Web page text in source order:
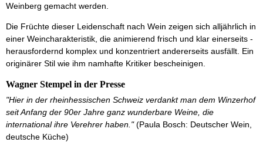
Weinberg gemacht werden.
Die Früchte dieser Leidenschaft nach Wein zeigen sich alljährlich in
einer Weincharakteristik, die animierend frisch und klar einerseits -
herausfordernd komplex und konzentriert andererseits ausfällt. Ein
originärer Stil wie ihm namhafte Kritiker bescheinigen.
Wagner Stempel in der Presse
"Hier in der rheinhessischen Schweiz verdankt man dem Winzerhof
seit Anfang der 90er Jahre ganz wunderbare Weine, die
international ihre Verehrer haben."(Paula Bosch: Deutscher Wein,
deutsche Küche)